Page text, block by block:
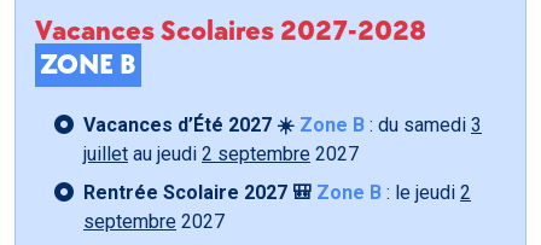
Vacances Scolaires 2027-2028
ZONE B
Vacances d’Été 2027 ☀️ Zone B : du samedi 3
juillet au jeudi 2 septembre 2027
Rentrée Scolaire 2027 🎒 Zone B : le jeudi 2
septembre 2027